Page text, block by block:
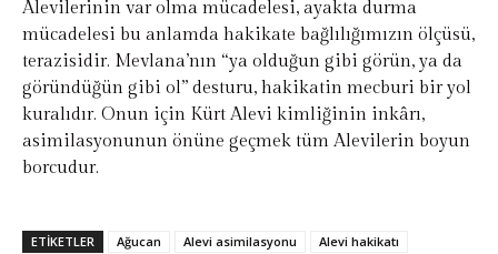
Alevilerinin var olma mücadelesi, ayakta durma
mücadelesi bu anlamda hakikate bağlılığımızın ölçüsü,
terazisidir. Mevlana’nın “ya olduğun gibi görün, ya da
göründüğün gibi ol” desturu, hakikatin mecburi bir yol
kuralıdır. Onun için Kürt Alevi kimliğinin inkârı,
asimilasyonunun önüne geçmek tüm Alevilerin boyun
borcudur.
ETIKETLER Ağucan Alevi asimilasyonu
Alevi hakikatı